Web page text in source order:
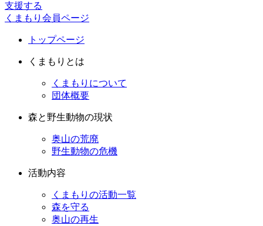
支援する
くまもり会員ページ
トップページ
くまもりとは
くまもりについて
団体概要
森と野生動物の現状
奥山の荒廃
野生動物の危機
活動内容
くまもりの活動一覧
森を守る
奥山の再生